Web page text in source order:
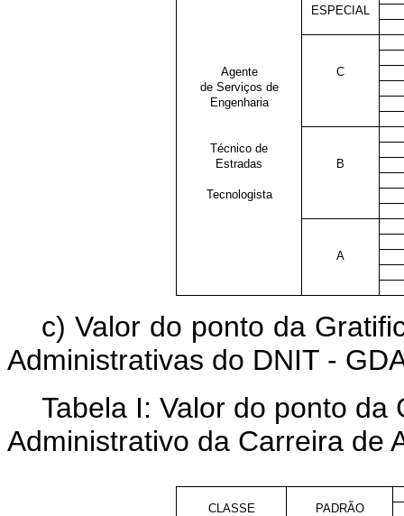
ESPECIAL
Agente
C
de Serviços de
Engenharia
Técnico de
Estradas
B
Tecnologista
A
c) Valor do ponto da
Administrativas do DNIT -
Tabela I: Valor do ponto da
Administrativo da Carreira de
CLASSE PADRÃO